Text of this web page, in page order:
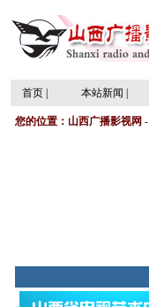
首页 本站新闻
您的位置： 山西广播影视网 -